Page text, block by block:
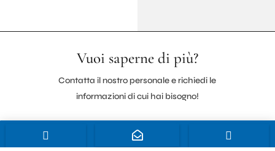
Vuoi saperne di più?
Contatta il nostro personale e richiedi le
informazioni di cui hai bisogno!
Contattaci
  